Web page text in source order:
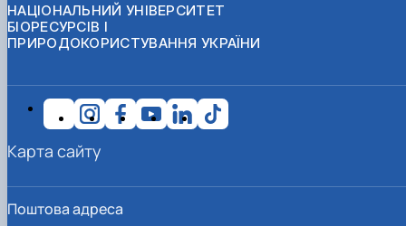
НАЦІОНАЛЬНИЙ УНІВЕРСИТЕТ
БІОРЕСУРСІВ І
ПРИРОДОКОРИСТУВАННЯ УКРАЇНИ
Поштова адреса
Карта сайту